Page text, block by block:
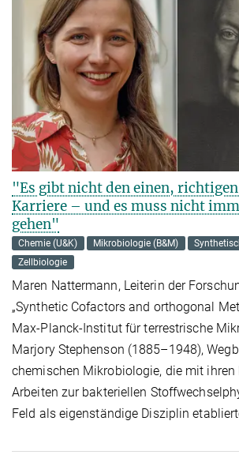
"Es gibt nicht den einen,
Karriere – und es muss nicht
gehen"
Chemie (U&K) Mikrobiologie (B&M)
Zellbiologie
Maren Nattermann, Leiterin der
„Synthetic Cofactors and orthogonal
Max-Planck-Institut für terrestrische
Marjory Stephenson (1885–1948),
chemischen Mikrobiologie, die mit ihren
Arbeiten zur bakteriellen
Feld als eigenständige Disziplin